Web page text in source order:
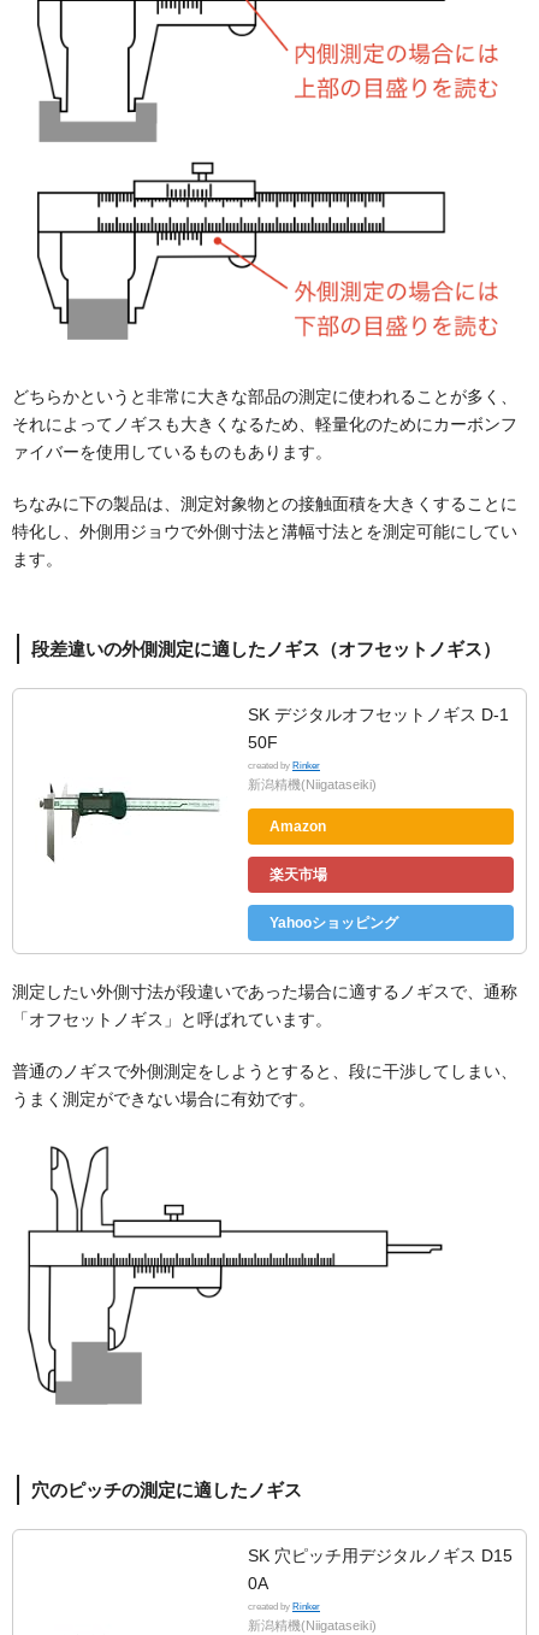
どちらかというと非常に大きな部品の測定に使われることが多く、
それによってノギスも大きくなるため、軽量化のためにカーボンフ
ァイバーを使用しているものもあります。
ちなみに下の製品は、測定対象物との接触面積を大きくすることに
特化し、外側用ジョウで外側寸法と溝幅寸法とを測定可能にしてい
ます。
段差違いの外側測定に適したノギス（オフセットノギス）
SK デジタルオフセットノギス D-1
50F
created by Rinker
新潟精機(Niigataseiki)
Amazon
楽天市場
Yahooショッピング
測定したい外側寸法が段違いであった場合に適するノギスで、通称
「オフセットノギス」と呼ばれています。
普通のノギスで外側測定をしようとすると、段に干渉してしまい、
うまく測定ができない場合に有効です。
穴のピッチの測定に適したノギス
SK 穴ピッチ用デジタルノギス D15
0A
created by Rinker
新潟精機(Niigataseiki)